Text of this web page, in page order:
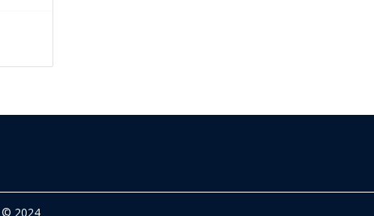
© 2024